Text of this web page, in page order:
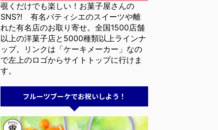
覗くだけでも楽しい！お菓子屋さんの
SNS⁈ 有名パティシエのスイーツや離
れた有名店のお取り寄せ。全国1500店舗
以上の洋菓子店と5000種類以上ラインナ
ップ。リンクは「ケーキメーカー」なの
で左上のロゴからサイトトップに行けま
す。
フルーツブーケでお祝いしよう！